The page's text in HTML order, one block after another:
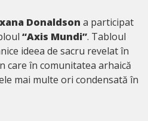
Donaldson a participat
“Axis Mundi”. Tabloul
ideea de sacru revelat în
care în comunitatea arhaică
mai multe ori condensată în